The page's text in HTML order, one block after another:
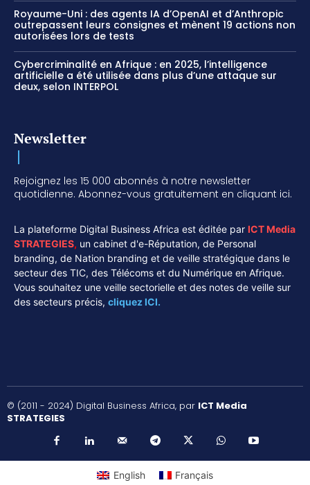
Royaume-Uni : des agents IA d’OpenAI et d’Anthropic
outrepassent leurs consignes et mènent 19 actions non
autorisées lors de tests
Cybercriminalité en Afrique : en 2025, l’intelligence
artificielle a été utilisée dans plus d’une attaque sur
deux, selon INTERPOL
Newsletter
Rejoignez les 15 000 abonnés à notre newsletter
quotidienne. Abonnez-vous gratuitement en cliquant ici.
La plateforme Digital Business Africa est éditée par ICT Media
STRATEGIES, un cabinet d'e-Réputation, de Personal
branding, de Nation branding et de veille stratégique dans le
secteur des TIC, des Télécoms et du Numérique en Afrique.
Vous souhaitez une veille sectorielle et des notes de veille sur
des secteurs précis, cliquez ICI.
© (2011 - 2024) Digital Business Africa, par ICT Media
STRATEGIES
English Français